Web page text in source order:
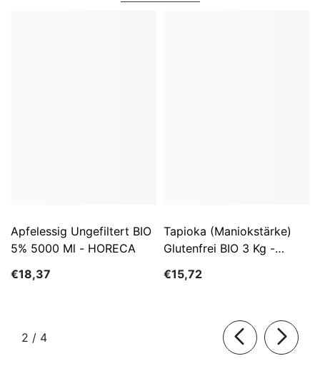
Apfelessig Ungefiltert BIO
5% 5000 Ml - HORECA
€18,37
Tapioka (Maniokstärke)
Glutenfrei BIO 3 Kg -
€15,72
2 / von
4